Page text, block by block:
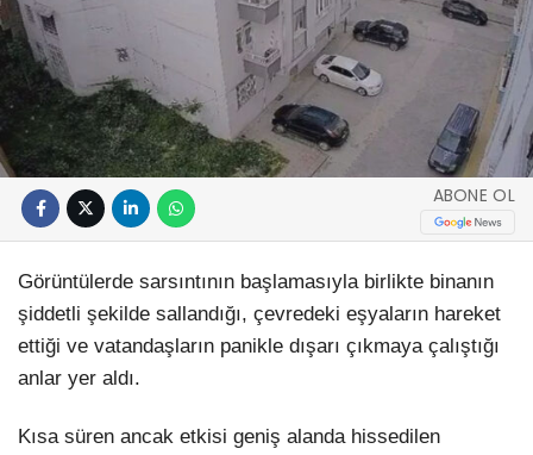
ABONE OL
Görüntülerde sarsıntının başlamasıyla birlikte binanın
şiddetli şekilde sallandığı, çevredeki eşyaların hareket
ettiği ve vatandaşların panikle dışarı çıkmaya çalıştığı
anlar yer aldı.
Kısa süren ancak etkisi geniş alanda hissedilen